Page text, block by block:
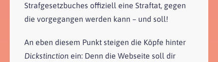
Strafgesetzbuches offiziell eine Straftat, gegen
die vorgegangen werden kann – und soll!
An eben diesem Punkt steigen die Köpfe hinter
Dickstinction ein: Denn die Webseite soll dir